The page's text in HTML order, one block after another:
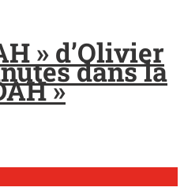
» d’Olivier
dans la
»